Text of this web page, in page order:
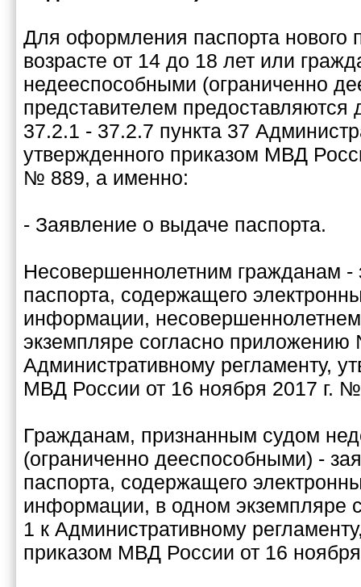
Для оформления паспорта нового
возрасте от 14 до 18 лет или
недееспособными (ограниченно
представителем предоставляются
37.2.1 - 37.2.7 пункта 37
утвержденного приказом МВД
№ 889, а именно:
- Заявление о выдаче паспорта.
Несовершеннолетним гражданам -
паспорта, содержащего
информации,
экземпляре согласно
Административному регламенту,
МВД России от 16 ноября 2017 г.
Гражданам, признанным судом
(ограниченно дееспособными) -
паспорта, содержащего
информации, в одном экземпляре
1 к Административному
приказом МВД России от 16